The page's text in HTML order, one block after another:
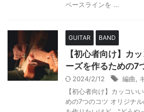
ベースラインを ...
GUITAR BAND
【初心者向け】カ
ーズを作るための7
2024/2/12 編曲
【初心者向け】カッコい
めの7つのコツ オリジナ